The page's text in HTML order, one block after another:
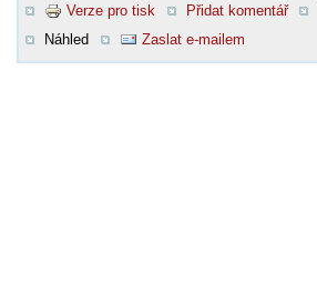
Verze pro tisk Přidat komentář
Náhled
Zaslat e-mailem